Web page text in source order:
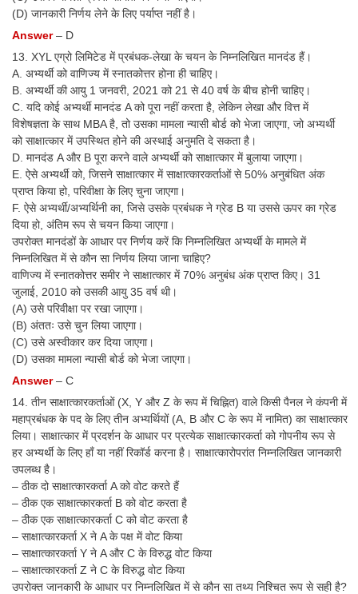
(D) जानकारी निर्णय लेने के लिए पर्याप्त नहीं है।
Answer– D
13. XYL एग्रो लिमिटेड में प्रबंधक-लेखा के चयन के निम्नलिखित मानदंड हैं।
A. अभ्यर्थी को वाणिज्य में स्नातकोत्तर होना ही चाहिए।
B. अभ्यर्थी की आयु 1 जनवरी, 2021 को 21 से 40 वर्ष के बीच होनी चाहिए।
C. यदि कोई अभ्यर्थी मानदंड A को पूरा नहीं करता है, लेकिन लेखा और वित्त में
विशेषज्ञता के साथ MBA है, तो उसका मामला न्यासी बोर्ड को भेजा जाएगा, जो अभ्यर्थी
को साक्षात्कार में उपस्थित होने की अस्थाई अनुमति दे सकता है।
D. मानदंड A और B पूरा करने वाले अभ्यर्थी को साक्षात्कार में बुलाया जाएगा।
E. ऐसे अभ्यर्थी को, जिसने साक्षात्कार में साक्षात्कारकर्ताओं से 50% अनुबंधित अंक
प्राप्त किया हो, परिवीक्षा के लिए चुना जाएगा।
F. ऐसे अभ्यर्थी/अभ्यर्थिनी का, जिसे उसके प्रबंधक ने ग्रेड B या उससे ऊपर का ग्रेड
दिया हो, अंतिम रूप से चयन किया जाएगा।
उपरोक्त मानदंडों के आधार पर निर्णय करें कि निम्नलिखित अभ्यर्थी के मामले में
निम्नलिखित में से कौन सा निर्णय लिया जाना चाहिए?
वाणिज्य में स्नातकोत्तर समीर ने साक्षात्कार में 70% अनुबंध अंक प्राप्त किए। 31
जुलाई, 2010 को उसकी आयु 35 वर्ष थी।
(A) उसे परिवीक्षा पर रखा जाएगा।
(B) अंततः उसे चुन लिया जाएगा।
(C) उसे अस्वीकार कर दिया जाएगा।
(D) उसका मामला न्यासी बोर्ड को भेजा जाएगा।
Answer– C
14. तीन साक्षात्कारकर्ताओं (X, Y और Z के रूप में चिह्नित) वाले किसी पैनल ने कंपनी में
महाप्रबंधक के पद के लिए तीन अभ्यर्थियों (A, B और C के रूप में नामित) का साक्षात्कार
लिया। साक्षात्कार में प्रदर्शन के आधार पर प्रत्येक साक्षात्कारकर्ता को गोपनीय रूप से
हर अभ्यर्थी के लिए हाँ या नहीं रिकॉर्ड करना है। साक्षात्कारोपरांत निम्नलिखित जानकारी
उपलब्ध है।
– ठीक दो साक्षात्कारकर्ता A को वोट करते हैं
– ठीक एक साक्षात्कारकर्ता B को वोट करता है
– ठीक एक साक्षात्कारकर्ता C को वोट करता है
– साक्षात्कारकर्ता X ने A के पक्ष में वोट किया
– साक्षात्कारकर्ता Y ने A और C के विरुद्ध वोट किया
– साक्षात्कारकर्ता Z ने C के विरुद्ध वोट किया
उपरोक्त जानकारी के आधार पर निम्नलिखित में से कौन सा तथ्य निश्चित रूप से सही है?